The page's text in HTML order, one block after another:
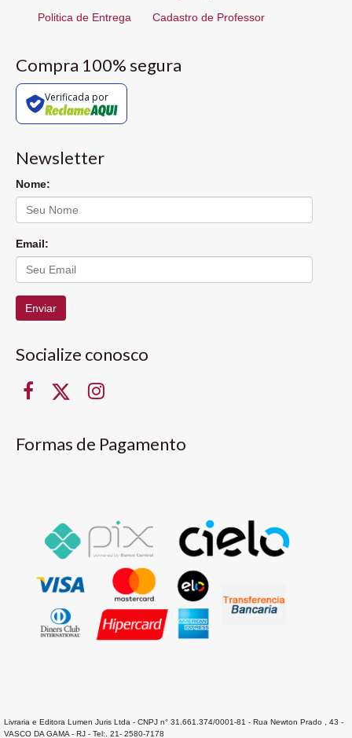
Politica de Entrega Cadastro de Professor
Compra 100% segura
Verificada por
Newsletter
Nome:
Email:
Enviar
Socialize conosco
Formas de Pagamento
Livraria e Editora Lumen Juris Ltda - CNPJ n° 31.661.374/0001-81 - Rua Newton Prado , 43 -
VASCO DA GAMA - RJ - Tel:. 21- 2580-7178